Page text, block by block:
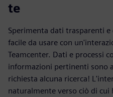
te
Sperimenta dati trasparenti
facile da usare con
Teamcenter. Dati e processi
informazioni pertinenti sono
richiesta alcuna ricerca!
naturalmente verso ciò di